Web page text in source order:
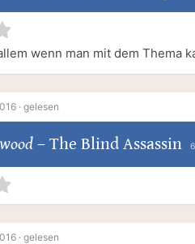
wenn man mit dem Thema
· gelesen
– The Blind Assassin
· gelesen